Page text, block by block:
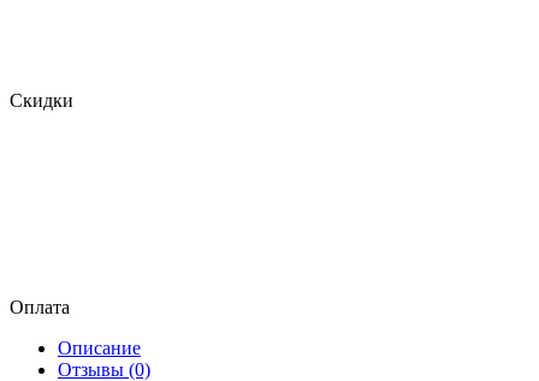
Скидки
Оплата
Описание
Отзывы (0)